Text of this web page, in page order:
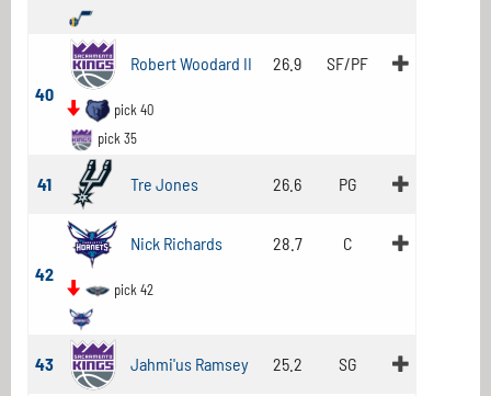
40
Robert Woodard II 26.9 SF/PF
pick 40
pick 35
41 Tre Jones 26.6 PG
42
Nick Richards 28.7 C
pick 42
43 Jahmi'us Ramsey 25.2 SG